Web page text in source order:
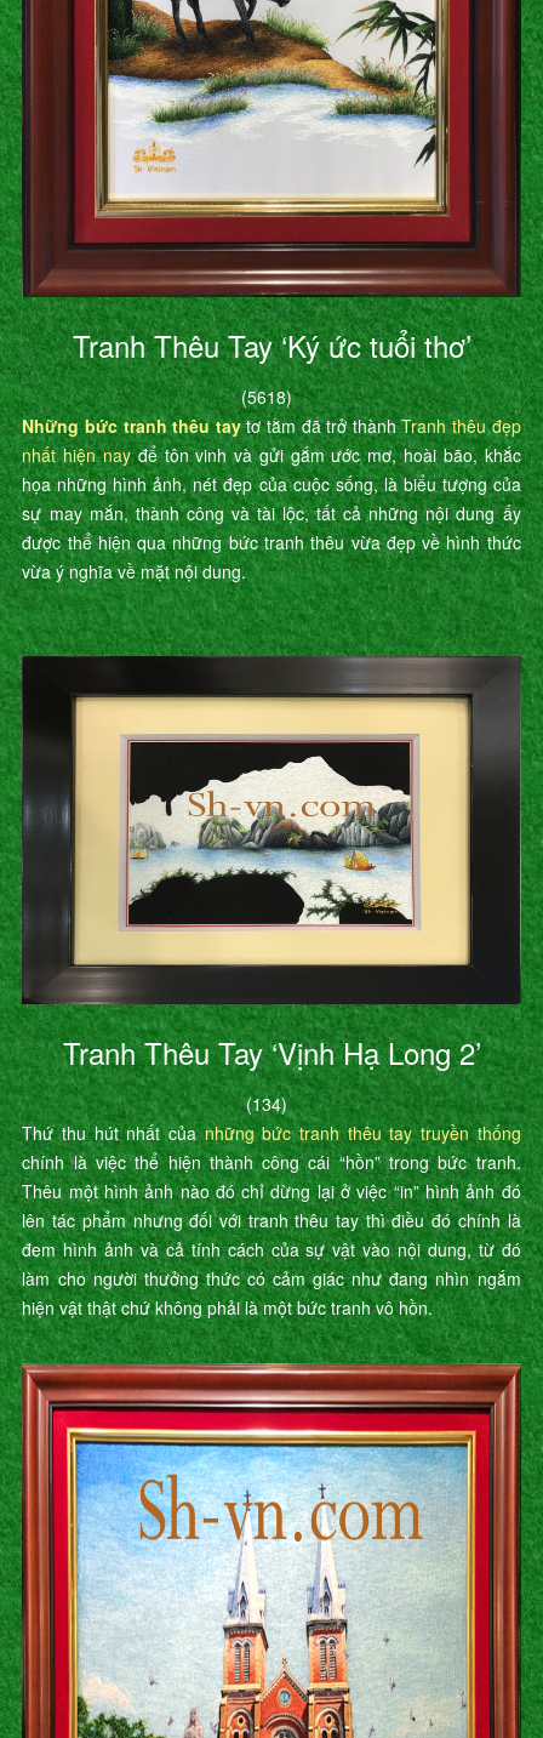
Tranh Thêu Tay ‘Ký ức tuổi thơ’
(5618)
Những bức tranh thêu taytơ tằm đã trở thànhTranh thêu đẹp
nhất hiện nayđể tôn vinh và gửi gắm ước mơ, hoài bão, khắc
họa những hình ảnh, nét đẹp của cuộc sống, là biểu tượng của
sự may mắn, thành công và tài lộc, tất cả những nội dung ấy
được thể hiện qua những bức tranh thêu vừa đẹp về hình thức
vừa ý nghĩa về mặt nội dung.
Tranh Thêu Tay ‘Vịnh Hạ Long 2’
(134)
Thứ thu hút nhất củanhững bức tranh thêu tay truyền thống
chính là việc thể hiện thành công cái “hồn” trong bức tranh.
Thêu một hình ảnh nào đó chỉ dừng lại ở việc “in” hình ảnh đó
lên tác phẩm nhưng đối với tranh thêu tay thì điều đó chính là
đem hình ảnh và cả tính cách của sự vật vào nội dung, từ đó
làm cho người thưởng thức có cảm giác như đang nhìn ngắm
hiện vật thật chứ không phải là một bức tranh vô hồn.